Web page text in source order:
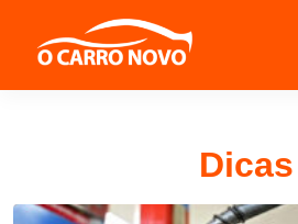
Dicas